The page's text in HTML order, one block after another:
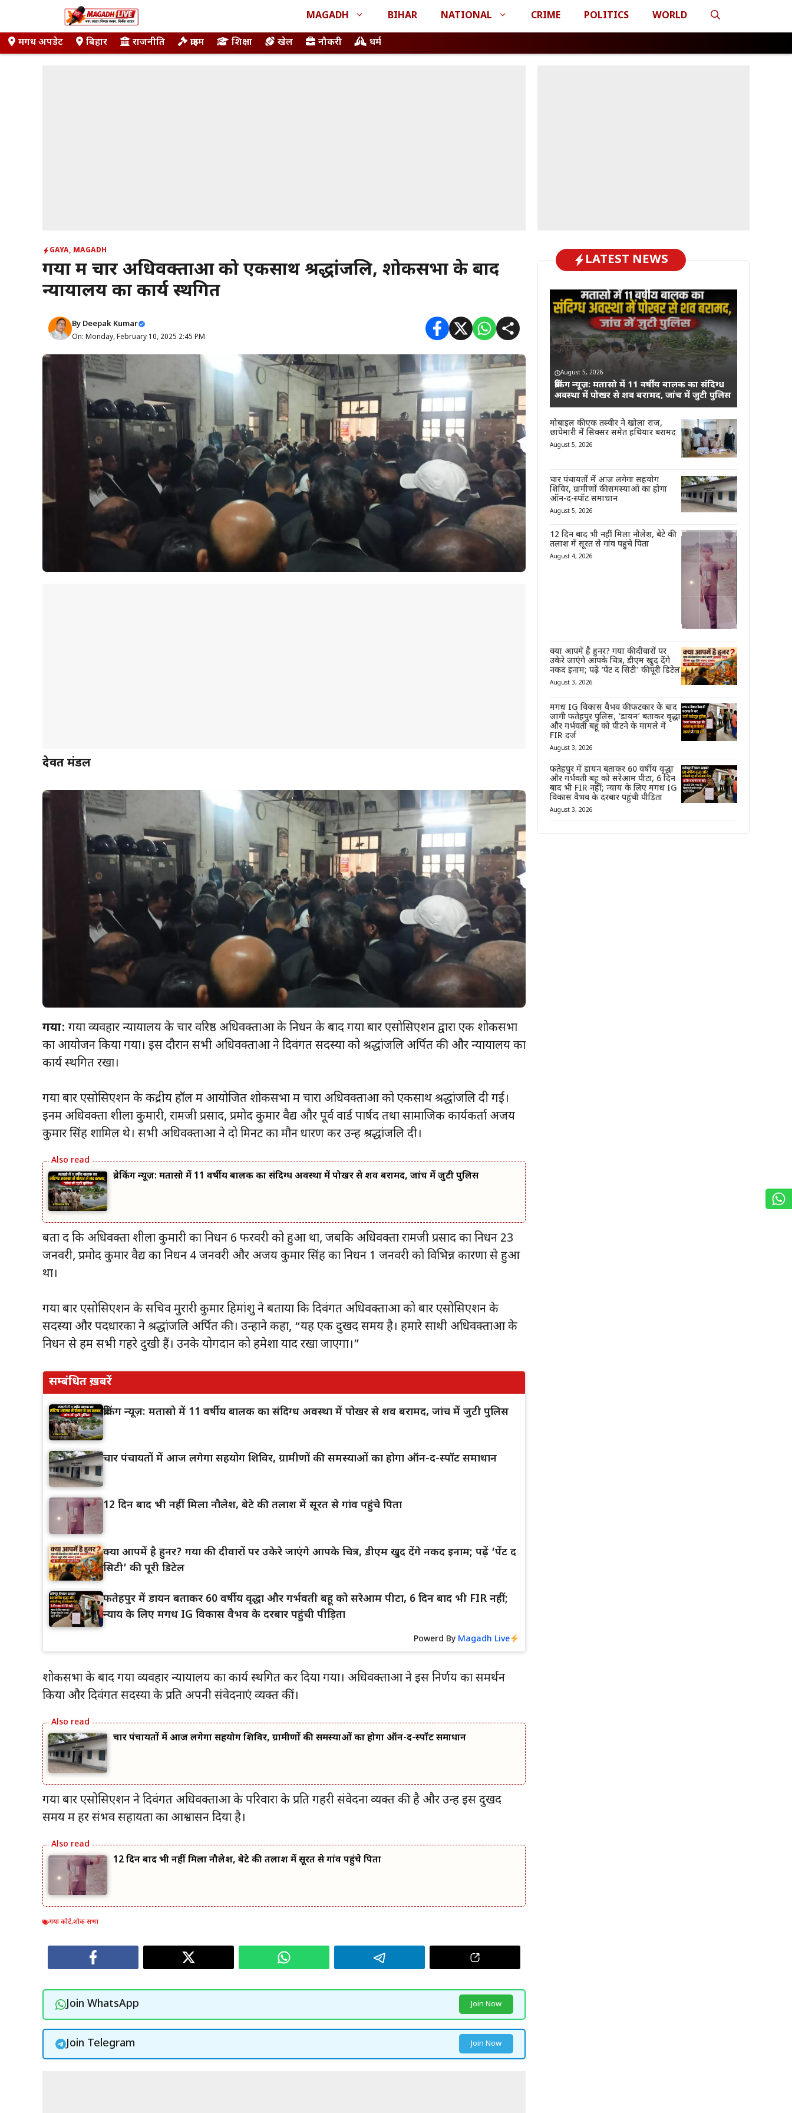
content
MAGADH BIHAR NATIONAL CRIME POLITICS WORLD
मगध अपडेट बिहार राजनीति क्राइम शिक्षा खेल नौकरी धर्म
GAYA, MAGADH
गया में चार अधिवक्ताओं को एकसाथ श्रद्धांजलि, शोकसभा के बाद
न्यायालय का कार्य स्थगित
By Deepak Kumar
On: Monday, February 10, 2025 2:45 PM
देवब्रत मंडल
गया: गया व्यवहार न्यायालय के चार वरिष्ठ अधिवक्ताओं के निधन के बाद गया बार एसोसिएशन द्वारा एक शोकसभा
का आयोजन किया गया। इस दौरान सभी अधिवक्ताओं ने दिवंगत सदस्यों को श्रद्धांजलि अर्पित की और न्यायालय का
कार्य स्थगित रखा।
गया बार एसोसिएशन के केंद्रीय हॉल में आयोजित शोकसभा में चारों अधिवक्ताओं को एकसाथ श्रद्धांजलि दी गई।
इनमें अधिवक्ता शीला कुमारी, रामजी प्रसाद, प्रमोद कुमार वैद्य और पूर्व वार्ड पार्षद तथा सामाजिक कार्यकर्ता अजय
कुमार सिंह शामिल थे। सभी अधिवक्ताओं ने दो मिनट का मौन धारण कर उन्हें श्रद्धांजलि दी।
ब्रेकिंग न्यूज़: मतासो में 11 वर्षीय बालक का संदिग्ध अवस्था में पोखर से शव बरामद, जांच में जुटी पुलिस
बता दें कि अधिवक्ता शीला कुमारी का निधन 6 फरवरी को हुआ था, जबकि अधिवक्ता रामजी प्रसाद का निधन 23
जनवरी, प्रमोद कुमार वैद्य का निधन 4 जनवरी और अजय कुमार सिंह का निधन 1 जनवरी को विभिन्न कारणों से हुआ
था।
गया बार एसोसिएशन के सचिव मुरारी कुमार हिमांशु ने बताया कि दिवंगत अधिवक्ताओं को बार एसोसिएशन के
सदस्यों और पदधारकों ने श्रद्धांजलि अर्पित की। उन्होंने कहा, “यह एक दुखद समय है। हमारे साथी अधिवक्ताओं के
निधन से हम सभी गहरे दुखी हैं। उनके योगदान को हमेशा याद रखा जाएगा।”
सम्बंधित ख़बरें
ब्रेकिंग न्यूज़: मतासो में 11 वर्षीय बालक का संदिग्ध अवस्था में पोखर से शव बरामद, जांच में जुटी पुलिस
चार पंचायतों में आज लगेगा सहयोग शिविर, ग्रामीणों की समस्याओं का होगा ऑन-द-स्पॉट समाधान
12 दिन बाद भी नहीं मिला नौलेश, बेटे की तलाश में सूरत से गांव पहुंचे पिता
क्या आपमें है हुनर? गया की दीवारों पर उकेरे जाएंगे आपके चित्र, डीएम खुद देंगे नकद इनाम; पढ़ें ‘पेंट द
सिटी’ की पूरी डिटेल
फतेहपुर में डायन बताकर 60 वर्षीय वृद्धा और गर्भवती बहू को सरेआम पीटा, 6 दिन बाद भी FIR नहीं;
न्याय के लिए मगध IG विकास वैभव के दरबार पहुंची पीड़िता
Powerd By Magadh Live
शोकसभा के बाद गया व्यवहार न्यायालय का कार्य स्थगित कर दिया गया। अधिवक्ताओं ने इस निर्णय का समर्थन
किया और दिवंगत सदस्यों के प्रति अपनी संवेदनाएं व्यक्त कीं।
चार पंचायतों में आज लगेगा सहयोग शिविर, ग्रामीणों की समस्याओं का होगा ऑन-द-स्पॉट समाधान
गया बार एसोसिएशन ने दिवंगत अधिवक्ताओं के परिवारों के प्रति गहरी संवेदना व्यक्त की है और उन्हें इस दुखद
समय में हर संभव सहायता का आश्वासन दिया है।
12 दिन बाद भी नहीं मिला नौलेश, बेटे की तलाश में सूरत से गांव पहुंचे पिता
गया कोर्ट,शोक सभा
Join WhatsApp Join Now
Join Telegram Join Now
LATEST NEWS
August 5, 2026
ब्रेकिंग न्यूज़: मतासो में 11 वर्षीय बालक का संदिग्ध
अवस्था में पोखर से शव बरामद, जांच में जुटी पुलिस
मोबाइल की एक तस्वीर ने खोला राज,
छापेमारी में सिक्सर समेत हथियार बरामद
August 5, 2026
चार पंचायतों में आज लगेगा सहयोग
शिविर, ग्रामीणों की समस्याओं का होगा
ऑन-द-स्पॉट समाधान
August 5, 2026
12 दिन बाद भी नहीं मिला नौलेश, बेटे की
तलाश में सूरत से गांव पहुंचे पिता
August 4, 2026
क्या आपमें है हुनर? गया की दीवारों पर
उकेरे जाएंगे आपके चित्र, डीएम खुद देंगे
नकद इनाम; पढ़ें ‘पेंट द सिटी’ की पूरी डिटेल
August 3, 2026
मगध IG विकास वैभव की फटकार के बाद
जागी फतेहपुर पुलिस, ‘डायन’ बताकर वृद्धा
और गर्भवती बहू को पीटने के मामले में
FIR दर्ज
August 3, 2026
फतेहपुर में डायन बताकर 60 वर्षीय वृद्धा
और गर्भवती बहू को सरेआम पीटा, 6 दिन
बाद भी FIR नहीं; न्याय के लिए मगध IG
विकास वैभव के दरबार पहुंची पीड़िता
August 3, 2026